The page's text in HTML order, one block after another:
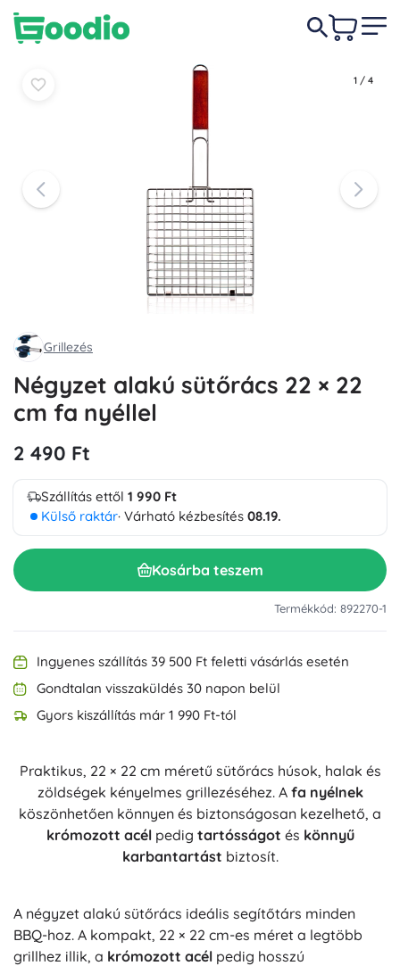
1 / 4
Grillezés
Négyzet alakú sütőrács 22 × 22
cm fa nyéllel
2 490 Ft
Szállítás ettől 1 990 Ft
Külső raktár· Várható kézbesítés 08.19.
Kosárba teszem
Termékkód: 892270-1
Ingyenes szállítás 39 500 Ft feletti vásárlás esetén
Gondtalan visszaküldés 30 napon belül
Gyors kiszállítás már 1 990 Ft-tól
Praktikus, 22 × 22 cm méretű sütőrács húsok, halak és
zöldségek kényelmes grillezéséhez. A fa nyélnek
köszönhetően könnyen és biztonságosan kezelhető, a
krómozott acélpedig tartósságot és könnyű
karbantartást biztosít.
A négyzet alakú sütőrács ideális segítőtárs minden
BBQ-hoz. A kompakt, 22 × 22 cm-es méret a legtöbb
grillhez illik, a krómozott acél pedig hosszú
2 490 Ft Kosárba